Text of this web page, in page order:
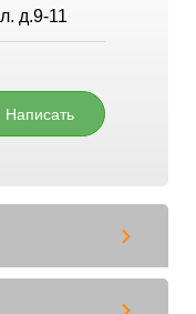
д.9-11
Написать